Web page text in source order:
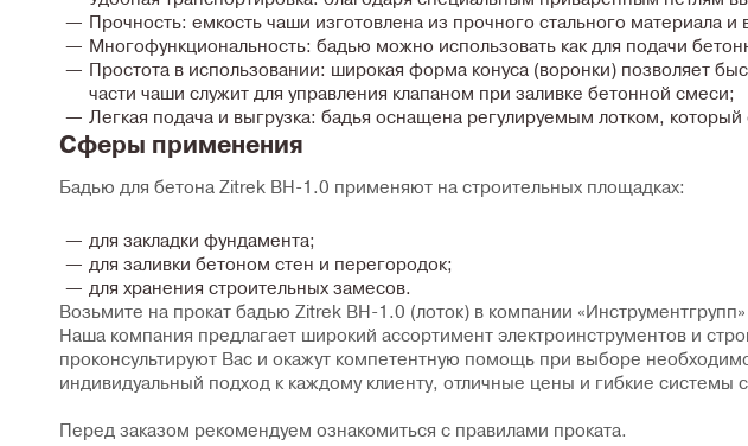
Прочность: емкость чаши изготовлена из прочного стального материала
Многофункциональность: бадью можно использовать как для подачи
Простота в использовании: широкая форма конуса (воронки) позволяет
части чаши служит для управления клапаном при заливке бетонной смеси;
Легкая подача и выгрузка: бадья оснащена регулируемым лотком, который
Сферы применения
Бадью для бетона Zitrek BH-1.0 применяют на строительных площадках:
для закладки фундамента;
для заливки бетоном стен и перегородок;
для хранения строительных замесов.
Возьмите на прокат бадью Zitrek BH-1.0 (лоток) в компании
Наша компания предлагает широкий ассортимент электроинструментов и
проконсультируют Вас и окажут компетентную помощь при выборе
индивидуальный подход к каждому клиенту, отличные цены и гибкие системы
Перед заказом рекомендуем ознакомиться с правилами проката.